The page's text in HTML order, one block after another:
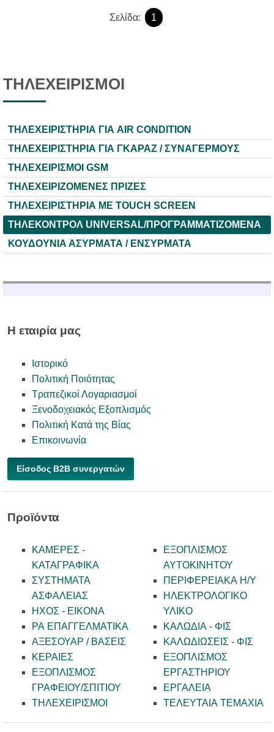
Σελίδα: 1
ΤΗΛΕΧΕΙΡΙΣΜΟΙ
ΤΗΛΕΧΕΙΡΙΣΤΗΡΙΑ ΓΙΑ AIR CONDITION
ΤΗΛΕΧΕΙΡΙΣΤΗΡΙΑ ΓΙΑ ΓΚΑΡΑΖ / ΣΥΝΑΓΕΡΜΟΥΣ
ΤΗΛΕΧΕΙΡΙΣΜΟΙ GSM
ΤΗΛΕΧΕΙΡΙΖΟΜΕΝΕΣ ΠΡΙΖΕΣ
ΤΗΛΕΧΕΙΡΙΣΤΗΡΙΑ ME TOUCH SCREEN
ΤΗΛΕΚΟΝΤΡΟΛ UNIVERSAL/ΠΡΟΓΡΑΜΜΑΤΙΖΟΜΕΝΑ
ΚΟΥΔΟΥΝΙΑ ΑΣΥΡΜΑΤΑ / ΕΝΣΥΡΜΑΤΑ
Η εταιρία μας
Ιστορικό
Πολιτική Ποιότητας
Τραπεζικοί Λογαριασμοί
Ξενοδοχειακός Εξοπλισμός
Πολιτική Κατά της Βίας
Επικοινωνία
Είσοδος B2B συνεργατών
Προϊόντα
ΚΑΜΕΡΕΣ -
KATAΓΡΑΦΙΚΑ
ΣΥΣΤΗΜΑΤΑ
ΑΣΦΑΛΕΙΑΣ
ΗΧΟΣ - ΕΙΚΟΝΑ
PA ΕΠΑΓΓΕΛΜΑΤΙΚΑ
ΑΞΕΣΟΥΑΡ / ΒΑΣΕΙΣ
ΚΕΡΑΙΕΣ
ΕΞΟΠΛΙΣΜΟΣ
ΓΡΑΦΕΙΟΥ/ΣΠΙΤΙΟΥ
ΤΗΛΕΧΕΙΡΙΣΜΟΙ
ΕΞΟΠΛΙΣΜΟΣ
ΑΥΤΟΚΙΝΗΤΟΥ
ΠΕΡΙΦΕΡΕΙΑΚΑ Η/Υ
ΗΛΕΚΤΡΟΛΟΓΙΚΟ
ΥΛΙΚΟ
ΚΑΛΩΔΙΑ - ΦΙΣ
ΚΑΛΩΔΙΩΣΕΙΣ - ΦΙΣ
ΕΞΟΠΛΙΣΜΟΣ
ΕΡΓΑΣΤΗΡΙΟΥ
ΕΡΓΑΛΕΙΑ
ΤΕΛΕΥΤΑΙΑ ΤΕΜΑΧΙΑ